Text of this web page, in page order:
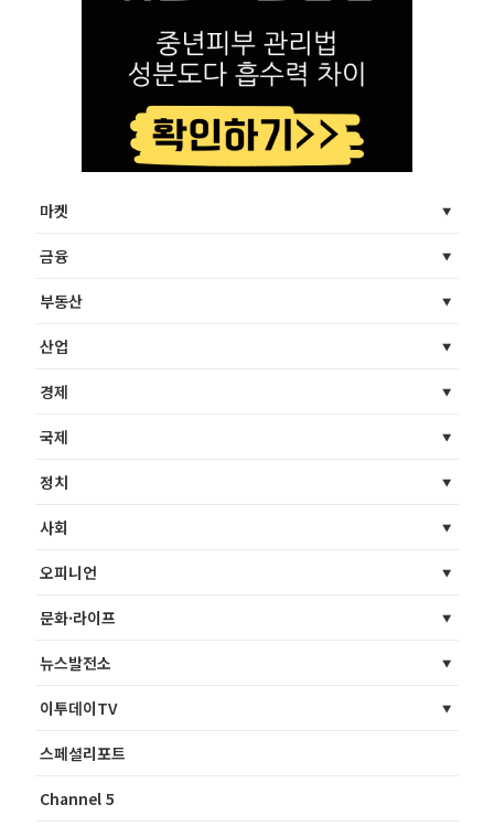
마켓
금융
부동산
산업
경제
국제
정치
사회
오피니언
문화·라이프
뉴스발전소
이투데이TV
스페셜리포트
Channel 5